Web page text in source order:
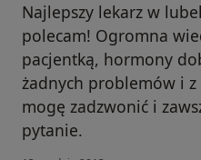
Najlepszy lekarz w
polecam! Ogromna
pacjentką, hormony
żadnych problemów i
mogę zadzwonić i
pytanie.